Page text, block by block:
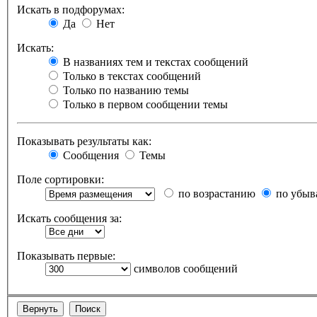
Искать в подфорумах:
Да
Нет
Искать:
В названиях тем и текстах сообщений
Только в текстах сообщений
Только по названию темы
Только в первом сообщении темы
Показывать результаты как:
Сообщения
Темы
Поле сортировки:
по возрастанию
по
Искать сообщения за:
Показывать первые:
символов сообщений